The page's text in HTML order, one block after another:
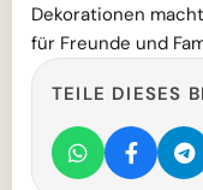
Dekorationen
für Freunde und
TEILE DIESES